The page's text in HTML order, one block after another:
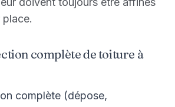
place.
complète de toiture à
complète (dépose,